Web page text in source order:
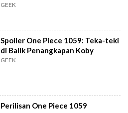
GEEK
Spoiler One Piece 1059: Teka-teki
di Balik Penangkapan Koby
GEEK
Perilisan One Piece 1059